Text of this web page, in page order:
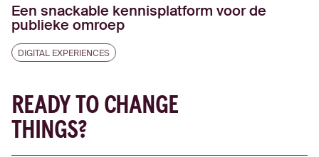
Een snackable kennisplatform voor de
publieke omroep
DIGITAL EXPERIENCES
READY TO CHANGE
THINGS?